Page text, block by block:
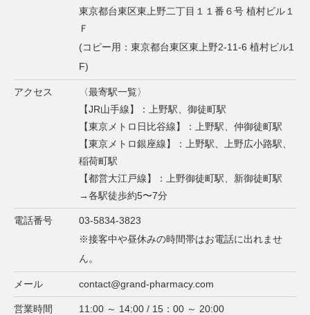
東京都台東区東上野二丁目１１番６号 植村ビル１
Ｆ
(コピー用：東京都台東区東上野2-11-6 植村ビル1
F)
アクセス
〈最寄駅一覧〉
【JR山手線】：上野駅、御徒町駅
【東京メトロ日比谷線】：上野駅、仲御徒町駅
【東京メトロ銀座線】：上野駅、上野広小路駅、
稲荷町駅
【都営大江戸線】：上野御徒町駅、新御徒町駅
→各駅徒歩約5〜7分
電話番号
03-5834-3823
※接客中や昼休みの時間帯はお電話に出れませ
ん。
メール contact@grand-pharmacy.com
営業時間
11:00 ～ 14:00 / 15：00 ～ 20:00